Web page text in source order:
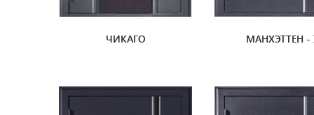
ЧИКАГО МАНХЭТТЕН -